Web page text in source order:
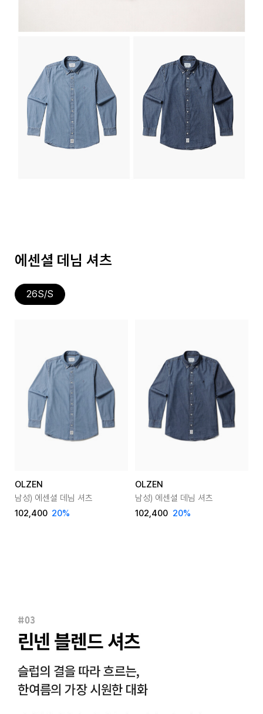
에센셜 데님 셔츠
26S/S
OLZEN
남성) 에센셜 데님 셔츠
102,400 20%
OLZEN
남성) 에센셜 데님 셔츠
102,400 20%